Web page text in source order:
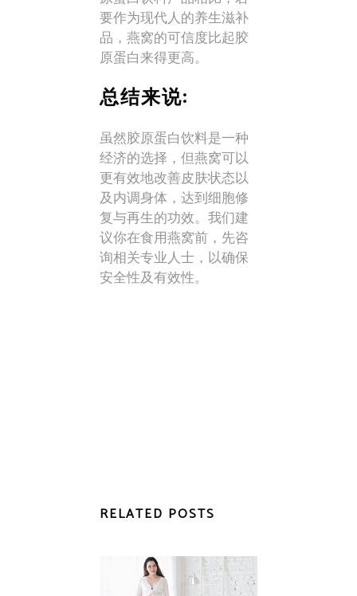
要作为现代人的养生滋补
品，燕窝的可信度比起胶
原蛋白来得更高。
总结来说:
虽然胶原蛋白饮料是一种
经济的选择，但燕窝可以
更有效地改善皮肤状态以
及内调身体，达到细胞修
复与再生的功效。我们建
议你在食用燕窝前，先咨
询相关专业人士，以确保
安全性及有效性。
RELATED POSTS